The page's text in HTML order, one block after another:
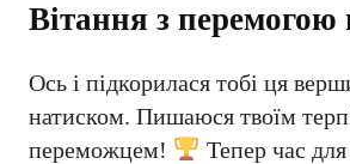
Вітання з перемогою
Ось і підкорилася тобі ця
натиском. Пишаюся твоїм
переможцем!
Тепер час